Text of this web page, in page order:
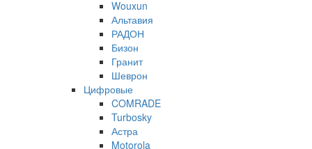
Wouxun
Альтавия
РАДОН
Бизон
Гранит
Шеврон
Цифровые
COMRADE
Turbosky
Астра
Motorola